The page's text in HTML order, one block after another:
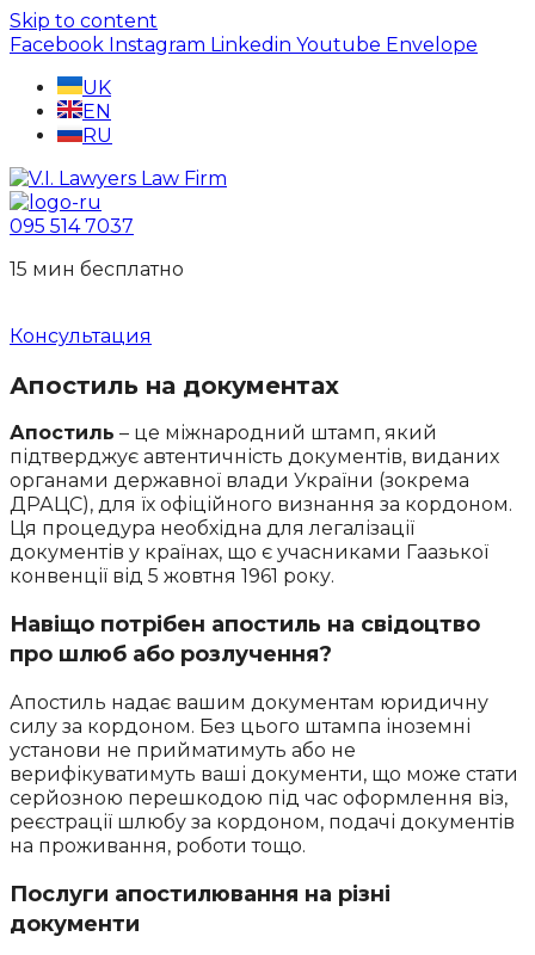
Skip to content
Facebook Instagram Linkedin Youtube Envelope
UK
EN
RU
095 514 7037
15 мин беcплатно
Консультация
Апостиль на документах
Апостиль – це міжнародний штамп, який
підтверджує автентичність документів, виданих
органами державної влади України (зокрема
ДРАЦС), для їх офіційного визнання за кордоном.
Ця процедура необхідна для легалізації
документів у країнах, що є учасниками Гаазької
конвенції від 5 жовтня 1961 року.
Навіщо потрібен апостиль на свідоцтво
про шлюб або розлучення?
Апостиль надає вашим документам юридичну
силу за кордоном. Без цього штампа іноземні
установи не прийматимуть або не
верифікуватимуть ваші документи, що може стати
серйозною перешкодою під час оформлення віз,
реєстрації шлюбу за кордоном, подачі документів
на проживання, роботи тощо.
Послуги апостилювання на різні
документи